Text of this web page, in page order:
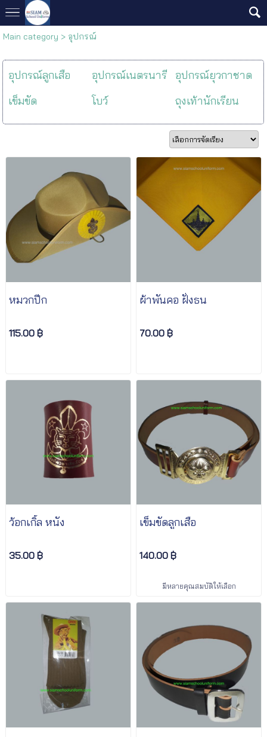
Main category > อุปกรณ์
อุปกรณ์ลูกเสือ อุปกรณ์เนตรนารี
อุปกรณ์ยุวกาชาด
เข็มขัด
โบว์ ถุงเท้านักเรียน
หมวกปีก
115.00 ฿
ผ้าพันคอ ฝั่งธน
70.00 ฿
ว้อกเกิ้ล หนัง
35.00 ฿
เข็มขัดลูกเสือ
140.00 ฿
มีหลายคุณสมบัติให้เลือก